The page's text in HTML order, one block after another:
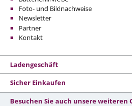
Foto- und Bildnachweise
Newsletter
Partner
Kontakt
Ladengeschäft
Sicher Einkaufen
Besuchen Sie auch unsere weiteren